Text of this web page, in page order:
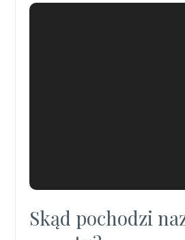
Skąd pochodzi